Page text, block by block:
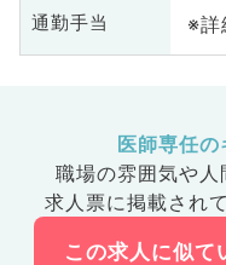
通勤手当 ※詳
医師専任
職場の雰囲気や人
求人票に掲載され
この求人に似て